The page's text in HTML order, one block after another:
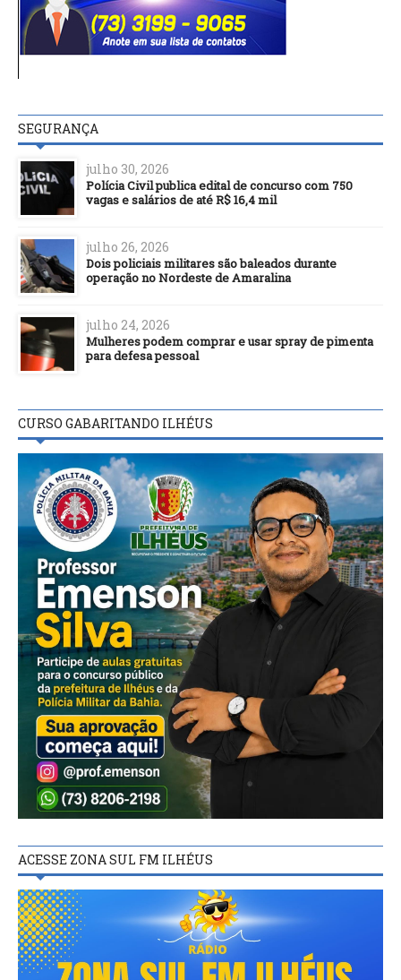
SEGURANÇA
julho 30, 2026
Polícia Civil publica edital de concurso com 750
vagas e salários de até R$ 16,4 mil
julho 26, 2026
Dois policiais militares são baleados durante
operação no Nordeste de Amaralina
julho 24, 2026
Mulheres podem comprar e usar spray de pimenta
para defesa pessoal
CURSO GABARITANDO ILHÉUS
ACESSE ZONA SUL FM ILHÉUS